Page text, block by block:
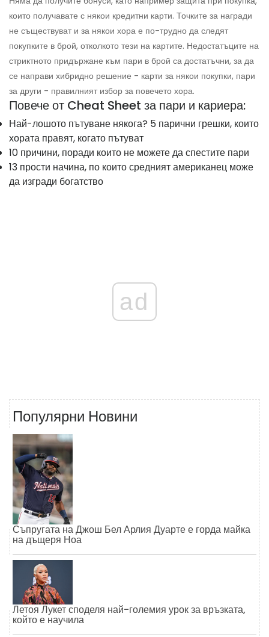
които получавате с някои кредитни карти. Точките за награди
не съществуват и за някои хора е по-трудно да следят
покупките в брой, отколкото тези на картите. Недостатъците на
стриктното придържане към пари в брой са достатъчни, за да
се направи хибридно решение - карти за някои покупки, пари
за други - правилният избор за повечето хора.
Повече от Cheat Sheet за пари и кариера:
Най-лошото пътуване някога? 5 парични грешки, които
хората правят, когато пътуват
10 причини, поради които не можете да спестите пари
13 прости начина, по които средният американец може
да изгради богатство
ad
Популярни Новини
Съпругата на Джош Бел Арлия Дуарте е горда майка
на дъщеря Ноа
Летоя Лукет споделя най-големия урок за връзката,
който е научила